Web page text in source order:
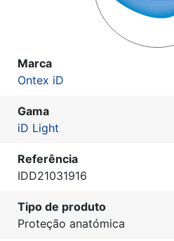
Marca
Ontex iD
Gama
iD Light
Referência
IDD21031916
Tipo de produto
Proteção anatómica